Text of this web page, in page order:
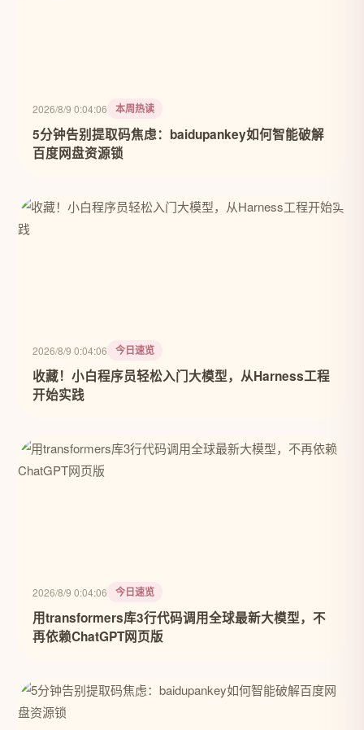
2026/8/9 0:04:06 本周热读
5分钟告别提取码焦虑：baidupankey如何智能破解
百度网盘资源锁
2026/8/9 0:04:06 今日速览
收藏！小白程序员轻松入门大模型，从Harness工程
开始实践
2026/8/9 0:04:06 今日速览
用transformers库3行代码调用全球最新大模型，不
再依赖ChatGPT网页版